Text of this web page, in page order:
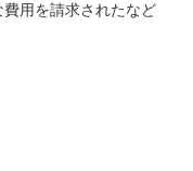
用を請求されたなど